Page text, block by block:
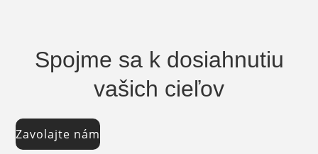
Spojme sa k dosiahnutiu
vašich cieľov
Zavolajte nám